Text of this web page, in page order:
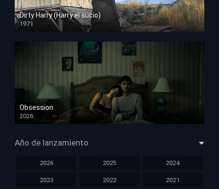
Dirty Harry (Harry el sucio)
1971
HD 1080p
Obsession
2026
HD 1080p
Año de lanzamiento
2026 2025 2024
2023 2022 2021